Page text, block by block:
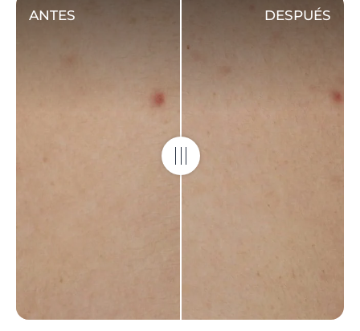
ANTES DESPUÉS